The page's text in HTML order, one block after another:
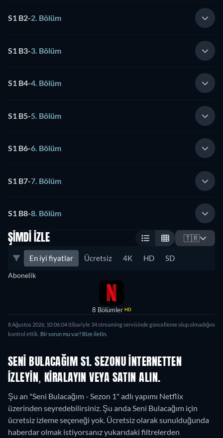
S1 B2-2. Bölüm
S1 B3-3. Bölüm
S1 B4-4. Bölüm
S1 B5-5. Bölüm
S1 B6-6. Bölüm
S1 B7-7. Bölüm
S1 B8-8. Bölüm
ŞIMDI İZLE 🇹🇷
En iyi fiyatlar Ücretsiz 4K HD SD
Abonelik
8 Bölümler HD
8 Ağustos 2026 10:06:04 itibariyle 34streaming servisinde güncelleme olup olmadığını
kontrol ettik. Bir sorun mu var? Bize iletin.
SENI BULACAĞIM S1. SEZONU INTERNETTEN
IZLEYIN, KIRALAYIN VEYA SATIN ALIN.
Şu an "Seni Bulacağım - Sezon 1" adlı yapımı Netflix
üzerinden seyredebilirsiniz. Şu anda Seni Bulacağım için
ücretsiz izleme seçeneği yok. Ücretsiz olarak sunulduğunda
haberdar olmak istiyorsanız yukarıdaki filtrelerden